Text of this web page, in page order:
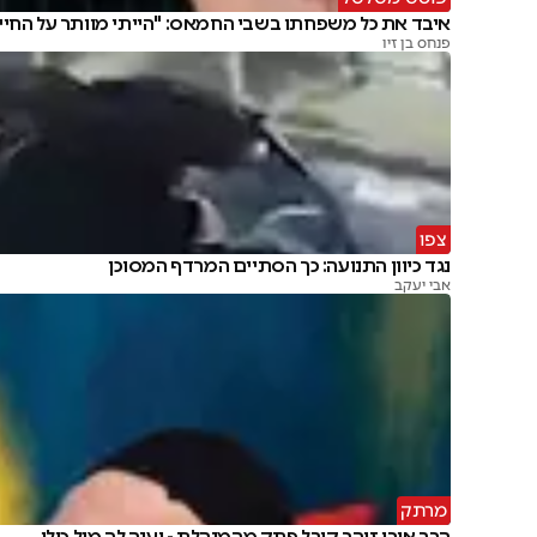
איבד את כל משפחתו בשבי החמאס: "הייתי מוותר על
פנחס בן זיו
צפו
נגד כיוון התנועה: כך הסתיים המרדף המסוכן
אבי יעקב
מרתק